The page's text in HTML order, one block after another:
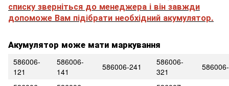
списку зверніться до менеджера і він завжди
допоможе Вам підібрати необхідний акумулятор.
Акумулятор може мати маркування
586006-
121
586006-
141
586006-241
586006-
321